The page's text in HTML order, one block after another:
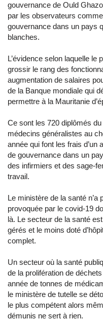
gouvernance de Ould
par les observateurs
gouvernance dans un pays
blanches.
L’évidence selon laquelle le
grossir le rang des
augmentation de salaires
de la Banque mondiale qui
permettre à la Mauritanie
Ce sont les 720 diplômés
médecins généralistes au
année qui font les frais
de gouvernance dans un
des infirmiers et des sage-
travail.
Le ministère de la santé
provoquée par le covid-19
là. Le secteur de la santé
gérés et le moins doté
complet.
Un secteur où la santé
de la prolifération de
année de tonnes de
le ministère de tutelle se
le plus compétent alors
démunis ne sert à rien.